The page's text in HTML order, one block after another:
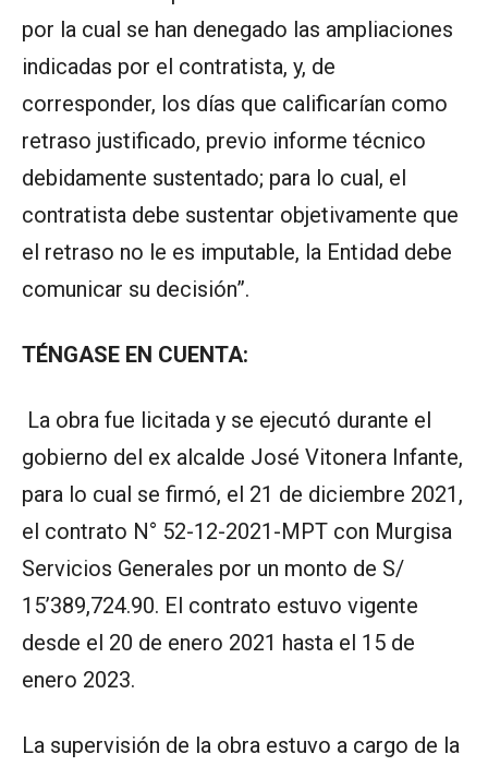
por la cual se han denegado las ampliaciones
indicadas por el contratista, y, de
corresponder, los días que calificarían como
retraso justificado, previo informe técnico
debidamente sustentado; para lo cual, el
contratista debe sustentar objetivamente que
el retraso no le es imputable, la Entidad debe
comunicar su decisión”.
TÉNGASE EN CUENTA:
La obra fue licitada y se ejecutó durante el
gobierno del ex alcalde José Vitonera Infante,
para lo cual se firmó, el 21 de diciembre 2021,
el contrato N° 52-12-2021-MPT con Murgisa
Servicios Generales por un monto de S/
15’389,724.90. El contrato estuvo vigente
desde el 20 de enero 2021 hasta el 15 de
enero 2023.
La supervisión de la obra estuvo a cargo de la